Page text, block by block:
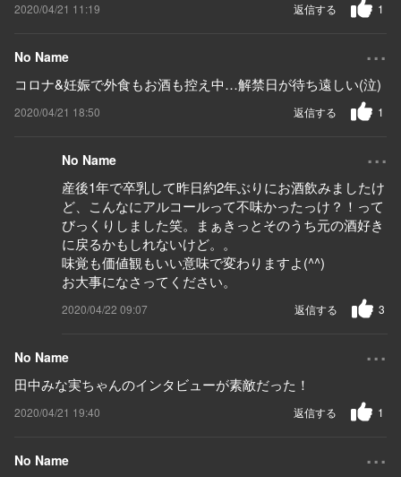
2020/04/21 11:19 1
返信する
No Name ...
コロナ&妊娠で外食もお酒も控え中…解禁日が待ち遠しい(泣)
2020/04/21 18:50 1
返信する
No Name ...
産後1年で卒乳して昨日約2年ぶりにお酒飲みましたけ
ど、こんなにアルコールって不味かったっけ？！って
びっくりしました笑。まぁきっとそのうち元の酒好き
に戻るかもしれないけど。。
味覚も価値観もいい意味で変わりますよ(^^)
お大事になさってください。
2020/04/22 09:07 3
返信する
No Name ...
田中みな実ちゃんのインタビューが素敵だった！
2020/04/21 19:40 1
返信する
No Name ...